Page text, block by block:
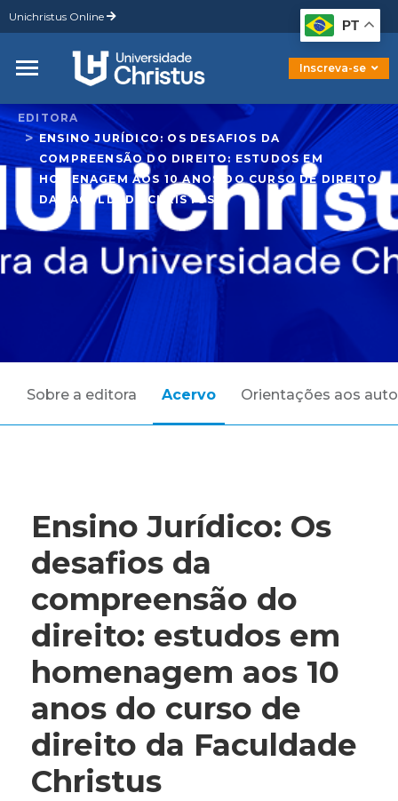
Unichristus Online
Inscreva-se
Graduação
Pós-Graduação
Mestrado
Doutorado
EDITORA
ENSINO JURÍDICO: OS DESAFIOS DA
COMPREENSÃO DO DIREITO: ESTUDOS EM
HOMENAGEM AOS 10 ANOS DO CURSO DE DIREITO
DA FACULDADE CHRISTUS
Sobre a editora Acervo Orientações aos
Ensino Jurídico: Os
desafios da
compreensão do
direito: estudos em
homenagem aos 10
anos do curso de
direito da Faculdade
Christus
PT